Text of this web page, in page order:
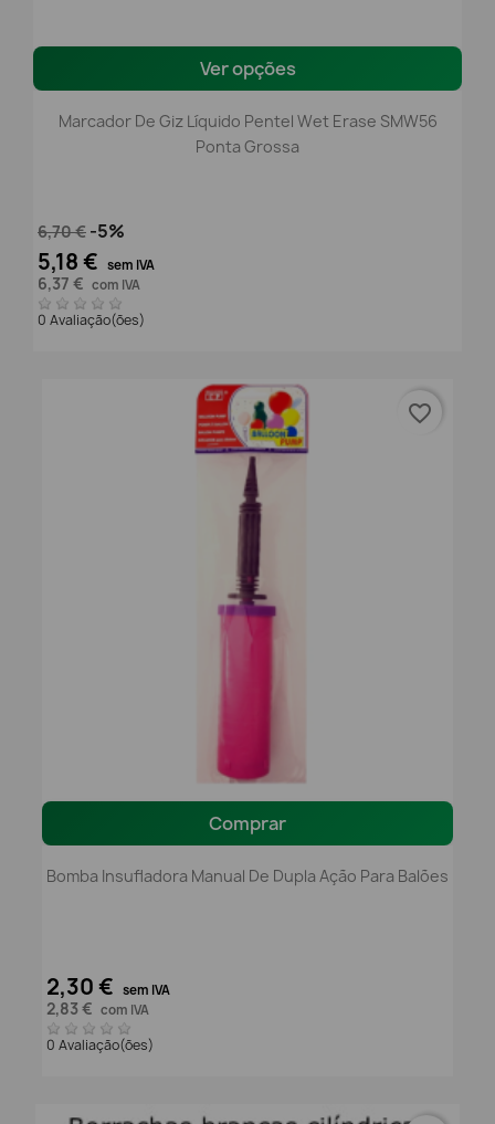
Ver opções
Marcador De Giz Líquido Pentel Wet Erase SMW56
Ponta Grossa
6,70 € -5%
5,18 € sem IVA
6,37 € com IVA
0 Avaliação(ões)
Comprar
Bomba Insufladora Manual De Dupla Ação Para Balões
2,30 € sem IVA
2,83 € com IVA
0 Avaliação(ões)
favorite_border